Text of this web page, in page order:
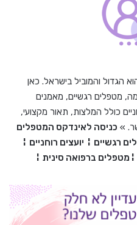
הגדול והמוביל בישראל. כאן
מטפלים רגשיים, מאמנים
כולל המלצות, תאור מקצועי,
» כניסה לאינדקס המטפלים
רגשיים ¦ יועצים רוחניים ¦
¦ מטפלים ברפואה סינית ¦